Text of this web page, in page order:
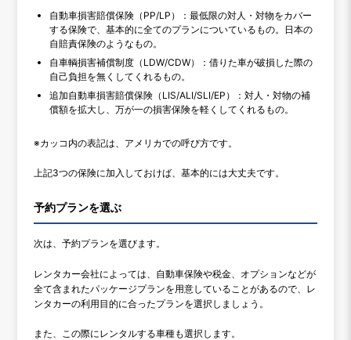
自動車損害賠償保険（PP/LP）：最低限の対人・対物をカバー
する保険で、基本的に全てのプランについているもの。日本の
自賠責保険のようなもの。
自車輌損害補償制度（LDW/CDW）：借りた車が破損した際の
自己負担を無くしてくれるもの。
追加自動車損害賠償保険（LIS/ALI/SLI/EP）：対人・対物の補
償額を拡大し、万が一の損害保険を軽くしてくれるもの。
※カッコ内の表記は、アメリカでの呼び方です。
上記3つの保険に加入しておけば、基本的には大丈夫です。
予約プランを選ぶ
次は、予約プランを選びます。
レンタカー会社によっては、自動車保険や税金、オプションなどが
全て含まれたパッケージプランを用意していることがあるので、レ
ンタカーの利用目的に合ったプランを選択しましょう。
また、この際にレンタルする車種も選択します。